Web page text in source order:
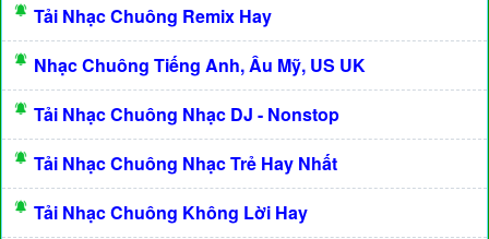
Tải Nhạc Chuông Remix Hay
Nhạc Chuông Tiếng Anh, Âu Mỹ, US UK
Tải Nhạc Chuông Nhạc DJ - Nonstop
Tải Nhạc Chuông Nhạc Trẻ Hay Nhất
Tải Nhạc Chuông Không Lời Hay